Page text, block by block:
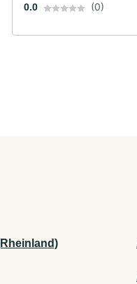
0.0 (0)